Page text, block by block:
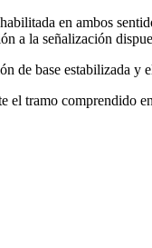
en ambos
a la señalización
de base estabilizada
tramo comprendido